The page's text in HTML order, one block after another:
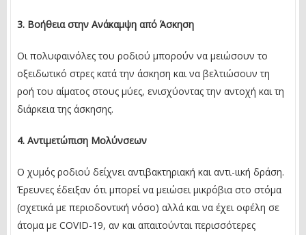
3. Βοήθεια στην Ανάκαμψη από Άσκηση
Οι πολυφαινόλες του ροδιού μπορούν να μειώσουν το
οξειδωτικό στρες κατά την άσκηση και να βελτιώσουν τη
ροή του αίματος στους μύες, ενισχύοντας την αντοχή και τη
διάρκεια της άσκησης.
4. Αντιμετώπιση Μολύνσεων
Ο χυμός ροδιού δείχνει αντιβακτηριακή και αντι-ιική δράση.
Έρευνες έδειξαν ότι μπορεί να μειώσει μικρόβια στο στόμα
(σχετικά με περιοδοντική νόσο) αλλά και να έχει οφέλη σε
άτομα με COVID-19, αν και απαιτούνται περισσότερες